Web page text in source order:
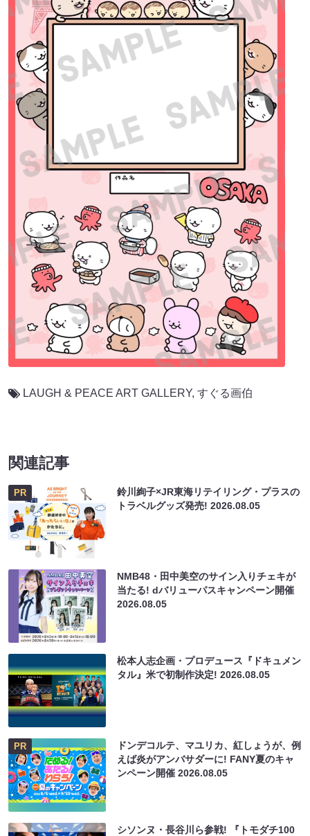
LAUGH & PEACE ART GALLERY, すぐる画伯
関連記事
PR
鈴川絢子×JR東海リテイリング・プラスの
トラベルグッズ発売!2026.08.05
NMB48・田中美空のサイン入りチェキが
当たる! dバリューパスキャンペーン開催
2026.08.05
松本人志企画・プロデュース『ドキュメン
タル』米で初制作決定!2026.08.05
PR
ドンデコルテ、マユリカ、紅しょうが、例
えば炎がアンバサダーに! FANY夏のキャ
ンペーン開催2026.08.05
シソンヌ・長谷川ら参戦! 『トモダチ100